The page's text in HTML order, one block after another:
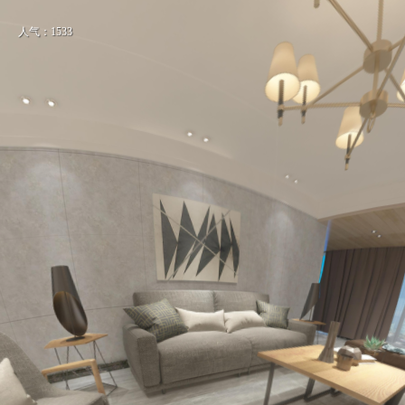
人气：1533